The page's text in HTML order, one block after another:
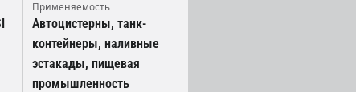
Применяемость
Автоцистерны, танк-
контейнеры, наливные
эстакады, пищевая
промышленность